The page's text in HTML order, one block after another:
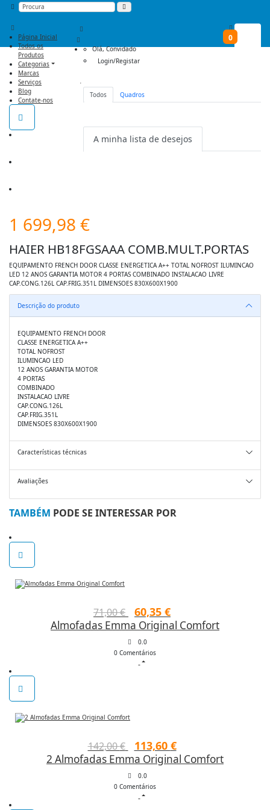
Página Inicial
Todos os
Produtos
Categorias
Marcas
Serviços
Blog
Contate-nos
0
Olá,Convidado
Login/Registar
Todos Quadros
Não há nenhum item na lista de
A minha lista de desejos
1 699,98 €
HAIER HB18FGSAAA COMB.MULT.PORTAS
EQUIPAMENTO FRENCH DOOR CLASSE ENERGETICA A++ TOTAL NOFROST ILUMINCAO
LED 12 ANOS GARANTIA MOTOR 4 PORTAS COMBINADO INSTALACAO LIVRE
CAP.CONG.126L CAP.FRIG.351L DIMENSOES 830X600X1900
Descrição do produto
EQUIPAMENTO FRENCH DOOR
CLASSE ENERGETICA A++
TOTAL NOFROST
ILUMINCAO LED
12 ANOS GARANTIA MOTOR
4 PORTAS
COMBINADO
INSTALACAO LIVRE
CAP.CONG.126L
CAP.FRIG.351L
DIMENSOES 830X600X1900
Características técnicas
Avaliações
TAMBÉM PODE SE INTERESSAR POR
71,00€
O
preço
original
era:
60,35 €
preço
Almofadas Emma Original Comfort
0.0
0 Comentários
142,00€
O
preço
original
era:
113,60 €
preço
2 Almofadas Emma Original Comfort
0.0
0 Comentários